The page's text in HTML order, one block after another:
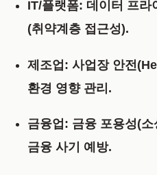
IT/플랫폼: 데이터 프라
(취약계층 접근성).
제조업: 사업장 안전
환경 영향 관리.
금융업: 금융 포용성(소
금융 사기 예방.